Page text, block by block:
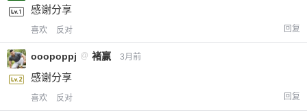
感谢分享
喜欢 反对 回复
ooopoppj @ 褚赢 3月前
感谢分享
喜欢 反对 回复